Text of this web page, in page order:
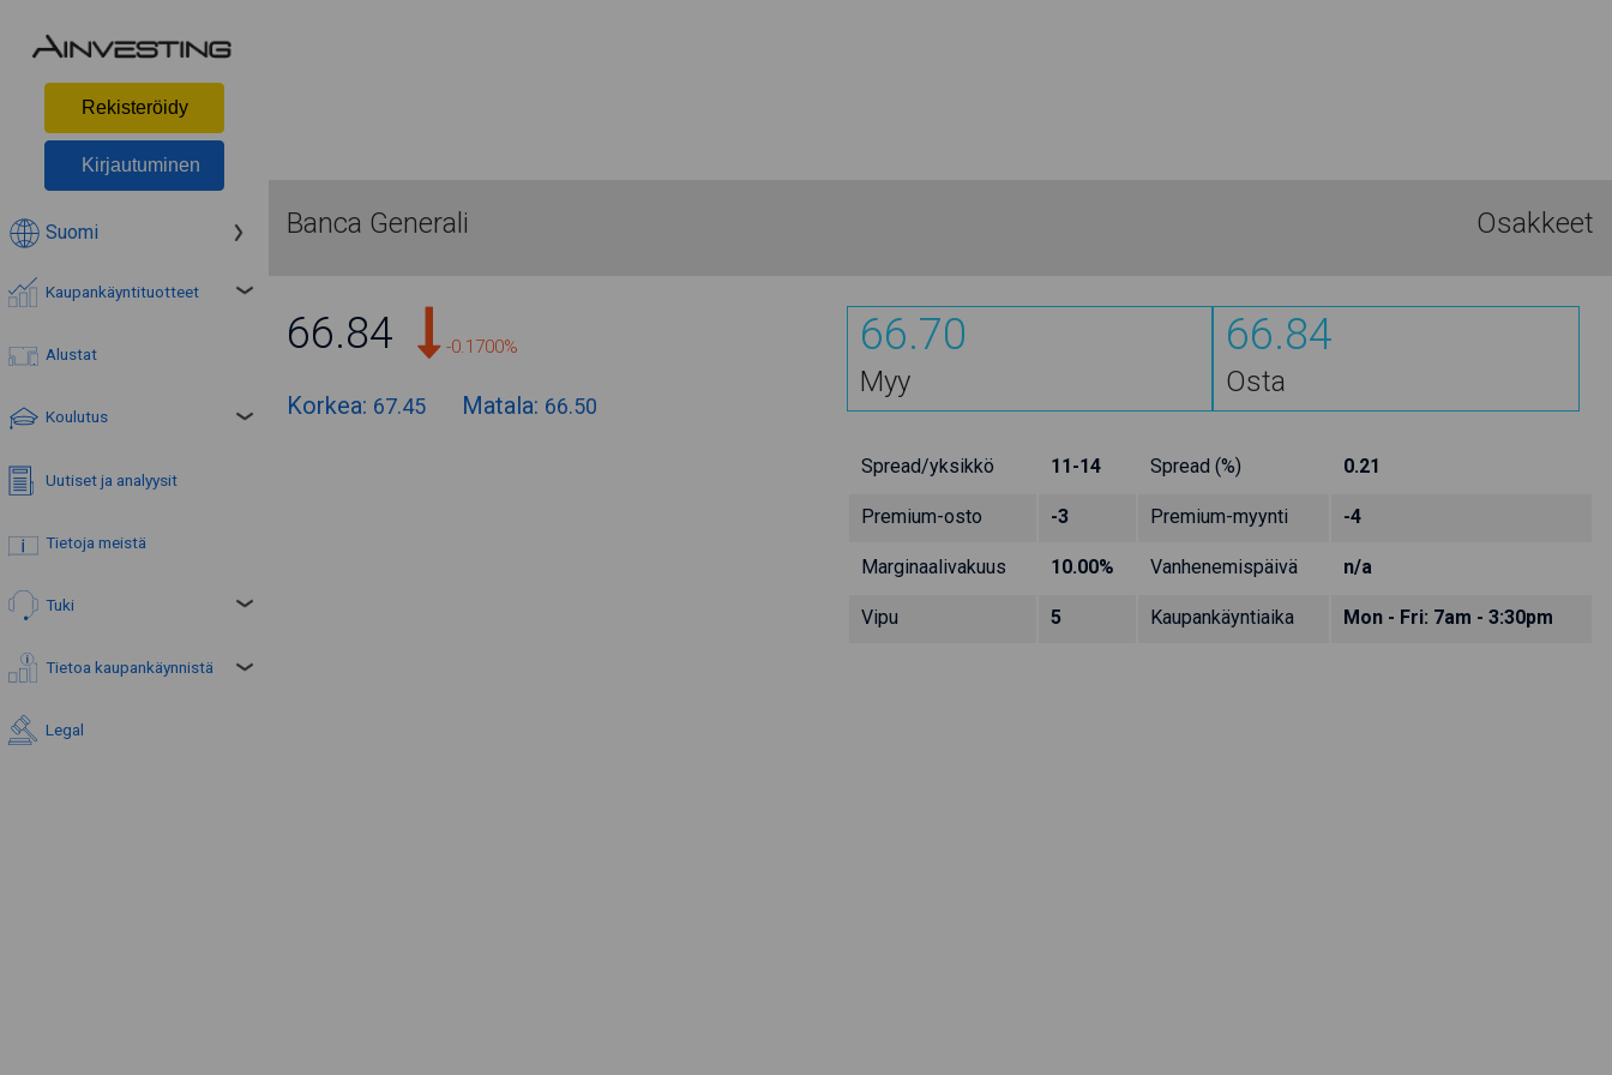
Rekisteröidy
Kirjautuminen
Suomi
Kaupankäyntituotteet
Alustat
Koulutus
Uutiset ja analyysit
Tietoja meistä
Tuki
Tietoa kaupankäynnistä
Legal
Banca Generali Osakkeet
66.84 -0.1700%
Korkea: 67.45 Matala: 66.50
66.70
Myy
66.84
Osta
Spread/yksikkö 11-14 Spread (%) 0.21
Premium-osto -3 Premium-myynti -4
Marginaalivakuus 10.00% Vanhenemispäivä n/a
Vipu 5 Kaupankäyntiaika Mon - Fri: 7am - 3:30pm